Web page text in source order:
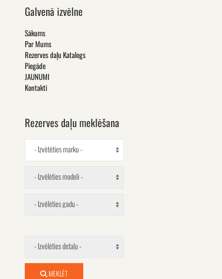
Galvenā izvēlne
Sākums
Par Mums
Rezerves daļu Katalogs
Piegāde
JAUNUMI
Kontakti
Rezerves daļu meklēšana
- Izvētēties marku -
- Izvēlēties modeli -
- Izvēlēties gadu -
- Izvēlēties detaļu -
MEKLĒT